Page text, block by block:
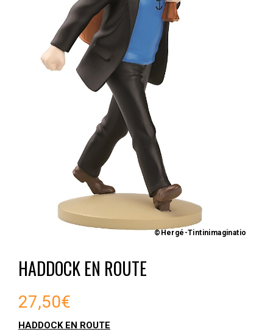
©Hergé-Tintinimaginatio
HADDOCK EN ROUTE
27,50€
HADDOCK EN ROUTE